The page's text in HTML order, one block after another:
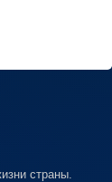
страны.